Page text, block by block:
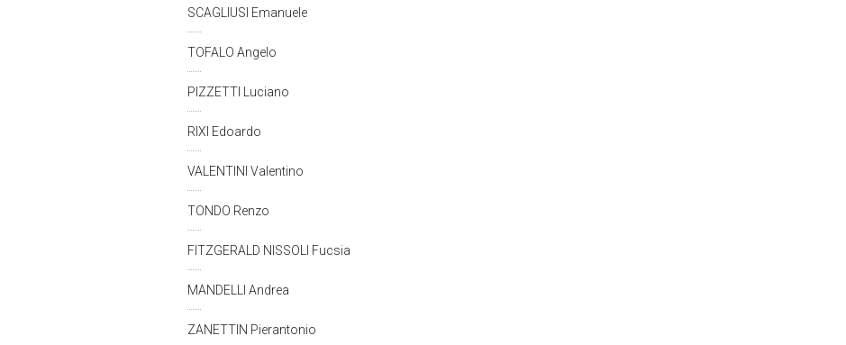
SCAGLIUSI Emanuele
TOFALO Angelo
PIZZETTI Luciano
RIXI Edoardo
VALENTINI Valentino
TONDO Renzo
FITZGERALD NISSOLI Fucsia
MANDELLI Andrea
ZANETTIN Pierantonio